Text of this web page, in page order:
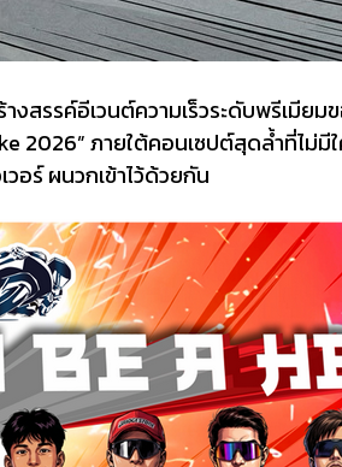
งสรรค์อีเวนต์ความเร็วระดับพรีเมีย
2026” ภายใต้คอนเซปต์สุดล้ำที่ไม่
อร์ ผนวกเข้าไว้ด้วยกัน